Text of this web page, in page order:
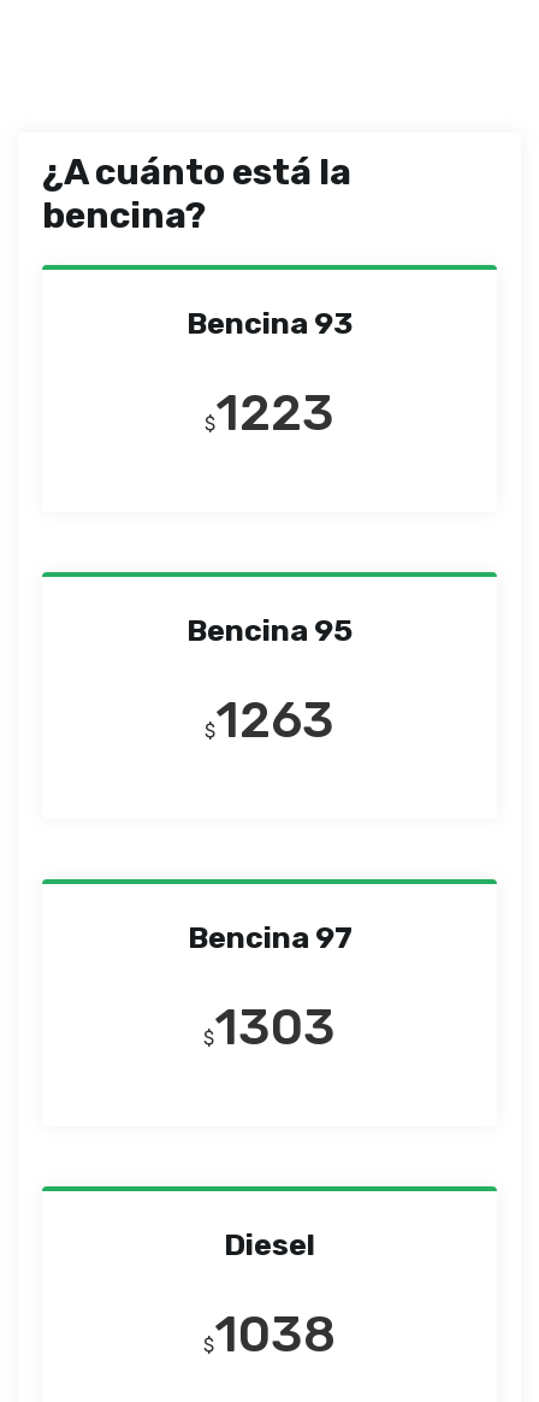
¿A cuánto está la
bencina?
Bencina 93
$1223
Bencina 95
$1263
Bencina 97
$1303
Diesel
$1038